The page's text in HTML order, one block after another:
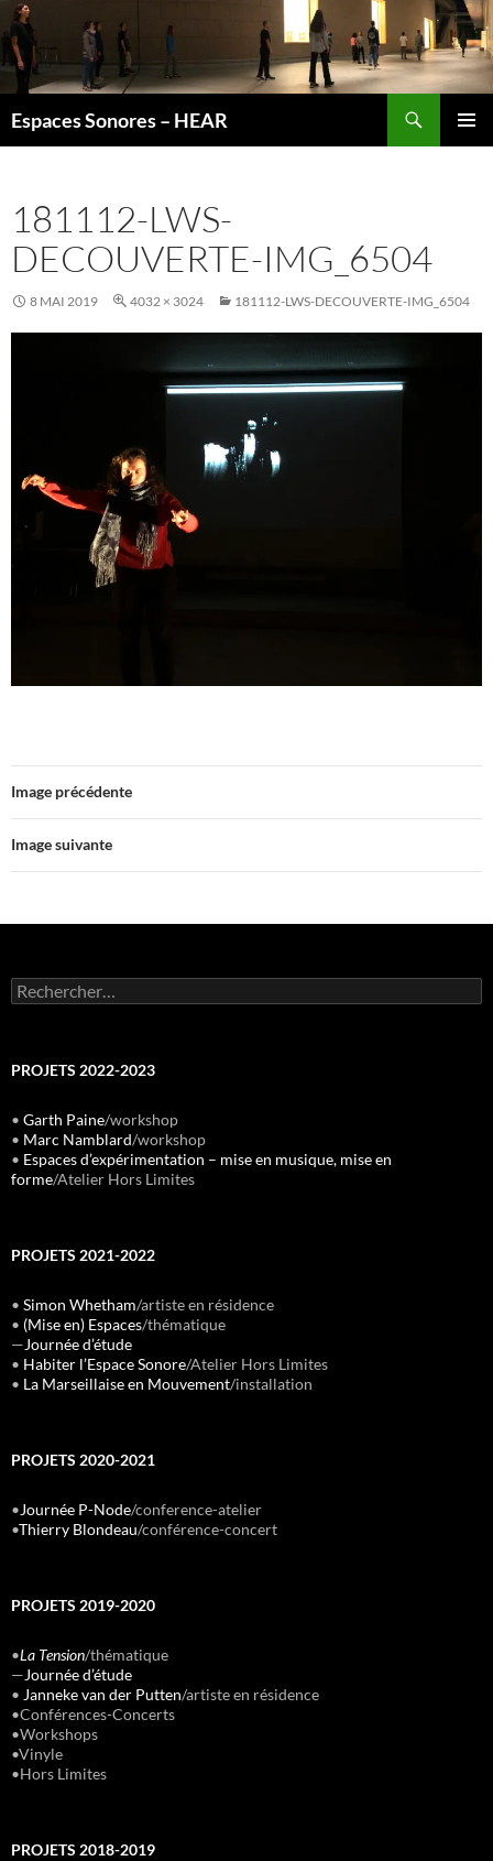
Espaces Sonores – HEAR
181112-LWS-
DECOUVERTE-IMG_6504
8 MAI 2019 4032 × 3024 181112-LWS-DECOUVERTE-IMG_6504
Image précédente
Image suivante
Rechercher :
PROJETS 2022-2023
• Garth Paine/workshop
• Marc Namblard/workshop
• Espaces d’expérimentation – mise en musique, mise en
forme/Atelier Hors Limites
PROJETS 2021-2022
• Simon Whetham/artiste en résidence
• (Mise en) Espaces/thématique
—Journée d’étude
• Habiter l’Espace Sonore/Atelier Hors Limites
• La Marseillaise en Mouvement/installation
PROJETS 2020-2021
•Journée P-Node/conference-atelier
•Thierry Blondeau/conférence-concert
PROJETS 2019-2020
•La Tension/thématique
—Journée d’étude
• Janneke van der Putten/artiste en résidence
•Conférences-Concerts
•Workshops
•Vinyle
•Hors Limites
PROJETS 2018-2019